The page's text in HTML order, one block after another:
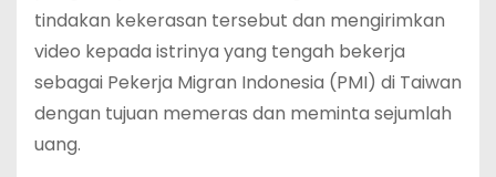
tindakan kekerasan tersebut dan mengirimkan
video kepada istrinya yang tengah bekerja
sebagai Pekerja Migran Indonesia (PMI) di Taiwan
dengan tujuan memeras dan meminta sejumlah
uang.